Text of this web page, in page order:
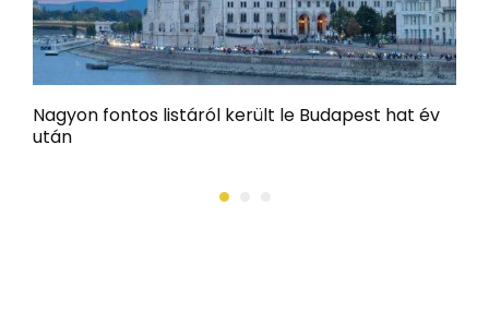
Nagyon fontos listáról került le Budapest hat év
után